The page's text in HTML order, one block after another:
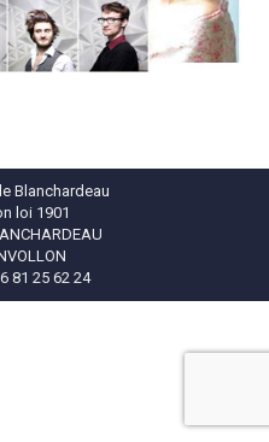
Blanchardeau
loi 1901
81 25 62 24